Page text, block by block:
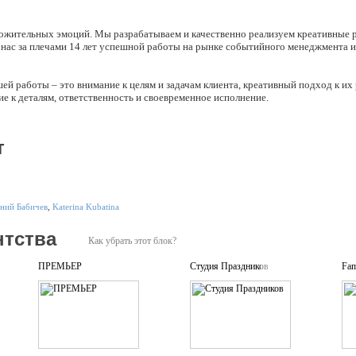
эмоций. Мы разрабатываем и качественно реализуем креативные
за плечами 14 лет успешной работы на рынке событийного менеджмента и
работы – это внимание к целям и задачам клиента, креативный подход к
к деталям, ответственность и своевременное исполнение.
уделяя особое внимание Вашим стратегическим и маркетинговым целям.
любовью и вниманием продумаем до мелочей и проведем оригинальные
свадебное агентство «Pike-Wedding». Мы возьмем на себя неизбежные
100 оригинальных торжеств – как больших, так и эксклюзивных, в России и за
полный спектр услуг, связанных с кураторством художественных проектов,
деятелями современного искусства.
Бабичев Katerina Kubatina
Как убрать этот блок?
ПРЕМЬЕР Студия Праздников